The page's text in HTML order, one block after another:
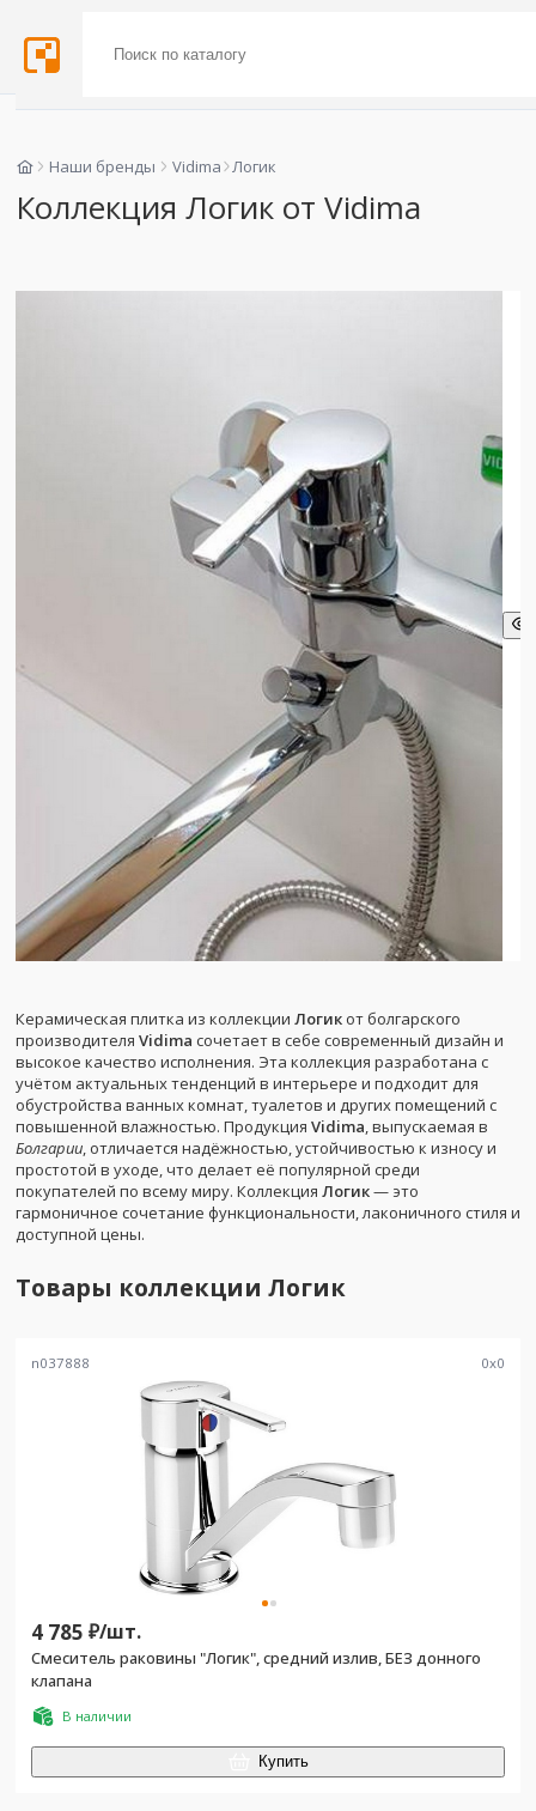
Наши бренды Vidima Логик
Коллекция Логик от Vidima
Керамическая плитка из коллекции Логик от болгарского
производителя Vidima сочетает в себе современный дизайн и
высокое качество исполнения. Эта коллекция разработана с
учётом актуальных тенденций в интерьере и подходит для
обустройства ванных комнат, туалетов и других помещений с
повышенной влажностью. Продукция Vidima , выпускаемая в
Болгарии , отличается надёжностью, устойчивостью к износу и
простотой в уходе, что делает её популярной среди
покупателей по всему миру. Коллекция Логик— это
гармоничное сочетание функциональности, лаконичного стиля и
доступной цены.
Товары коллекции Логик
n037888 0x0
4 785 ₽/шт.
Смеситель раковины "Логик", средний излив, БЕЗ донного
клапана
В наличии
Купить